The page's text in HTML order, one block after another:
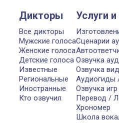
Дикторы
Все дикторы
Мужские голоса
Женские голоса
Детские голоса
Известные
Региональные
Иностранные
Кто озвучил
Услуги
Сценарии
Озвучка
Озвучка
Аудиогиды
Озвучка игр
Перевод /
Хрономер
Школа